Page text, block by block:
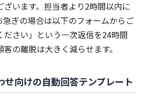
ざいます。担当者より2時間以内に
急ぎの場合は以下のフォームからご
ださい」という一次返信を24時間
の離脱は大きく減らせます。
せ向けの自動回答テンプレート